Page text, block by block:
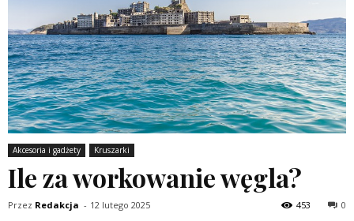
Akcesoria i gadżety Kruszarki
Ile za workowanie węgla?
Przez Redakcja - 12 lutego 2025 0
453